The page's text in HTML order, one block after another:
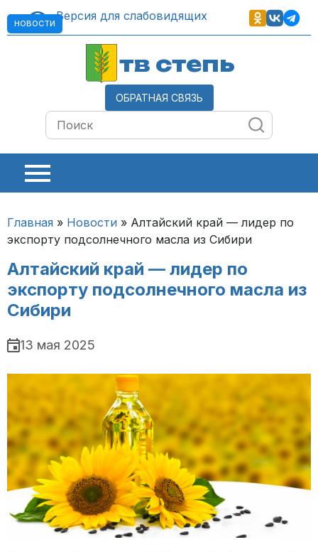
Версия для слабовидящих
тв степь
ОБРАТНАЯ СВЯЗЬ
Главная » Новости » Алтайский край — лидер по
экспорту подсолнечного масла из Сибири
Алтайский край — лидер по
экспорту подсолнечного масла из
Сибири
НОВОСТИ
13 мая 2025